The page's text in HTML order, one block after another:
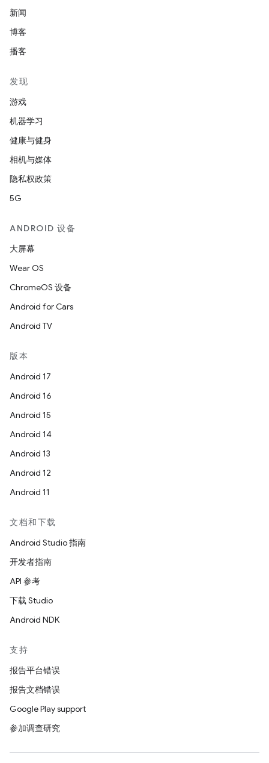
新闻
博客
播客
发现
游戏
机器学习
健康与健身
相机与媒体
隐私权政策
5G
ANDROID 设备
大屏幕
Wear OS
ChromeOS 设备
Android for Cars
Android TV
版本
Android 17
Android 16
Android 15
Android 14
Android 13
Android 12
Android 11
文档和下载
Android Studio 指南
开发者指南
API 参考
下载 Studio
Android NDK
支持
报告平台错误
报告文档错误
Google Play support
参加调查研究